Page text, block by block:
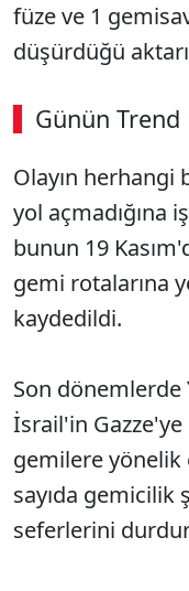
füze ve 1
düşürdüğü
Günün
Olayın herhangi
yol açmadığına
bunun 19
gemi rotalarına
kaydedildi.
Son
İsrail'in Gazze'ye
gemilere yönelik
sayıda gemicilik
seferlerini